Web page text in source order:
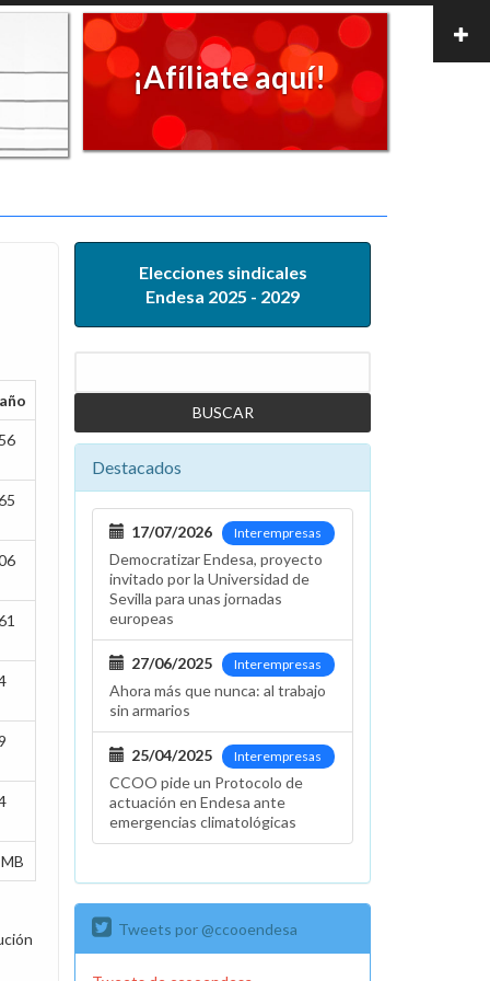
¡Afíliate aquí!
Elecciones sindicales
Endesa 2025 - 2029
Destacados
Interempresas
17/07/2026
Democratizar Endesa, proyecto
invitado por la Universidad de
Sevilla para unas jornadas
europeas
Interempresas
27/06/2025
Ahora más que nunca: al trabajo
sin armarios
Interempresas
25/04/2025
CCOO pide un Protocolo de
actuación en Endesa ante
emergencias climatológicas
Tweets por @ccooendesa